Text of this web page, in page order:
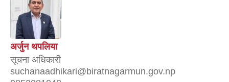
अर्जुन थपलिया
सूचना अधिकारी
suchanaadhikari@biratnagarmun.gov.np